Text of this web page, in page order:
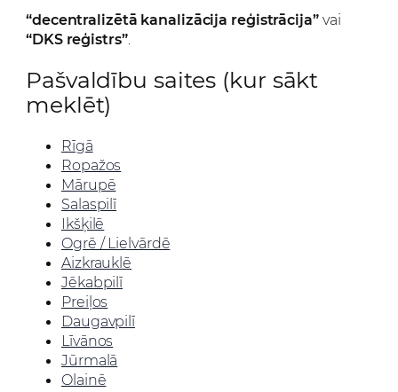
“decentralizētā kanalizācija reģistrācija”vai
“DKS reģistrs”.
Pašvaldību saites (kur sākt
meklēt)
Rīgā
Ropažos
Mārupē
Salaspilī
Ikšķilē
Ogrē / Lielvārdē
Aizkrauklē
Jēkabpilī
Preiļos
Daugavpilī
Līvānos
Jūrmalā
Olainē